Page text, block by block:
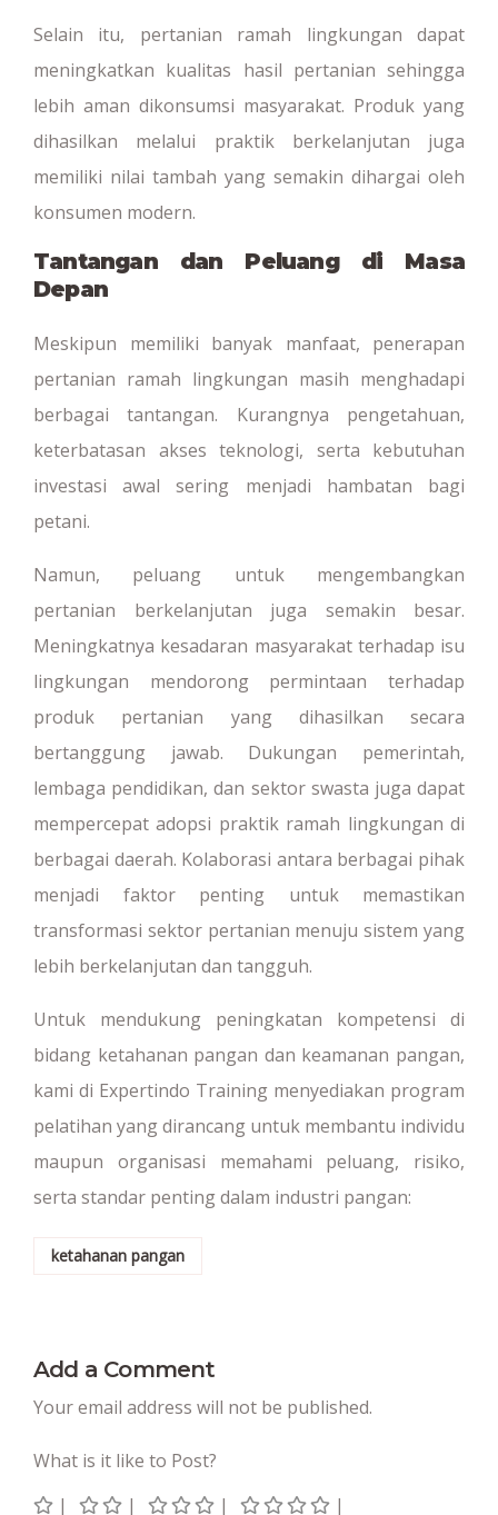
Selain itu, pertanian ramah lingkungan dapat
meningkatkan kualitas hasil pertanian sehingga
lebih aman dikonsumsi masyarakat. Produk yang
dihasilkan melalui praktik berkelanjutan juga
memiliki nilai tambah yang semakin dihargai oleh
konsumen modern.
Tantangan dan Peluang di Masa
Depan
Meskipun memiliki banyak manfaat, penerapan
pertanian ramah lingkungan masih menghadapi
berbagai tantangan. Kurangnya pengetahuan,
keterbatasan akses teknologi, serta kebutuhan
investasi awal sering menjadi hambatan bagi
petani.
Namun, peluang untuk mengembangkan
pertanian berkelanjutan juga semakin besar.
Meningkatnya kesadaran masyarakat terhadap isu
lingkungan mendorong permintaan terhadap
produk pertanian yang dihasilkan secara
bertanggung jawab. Dukungan pemerintah,
lembaga pendidikan, dan sektor swasta juga dapat
mempercepat adopsi praktik ramah lingkungan di
berbagai daerah. Kolaborasi antara berbagai pihak
menjadi faktor penting untuk memastikan
transformasi sektor pertanian menuju sistem yang
lebih berkelanjutan dan tangguh.
Untuk mendukung peningkatan kompetensi di
bidang ketahanan pangan dan keamanan pangan,
kami di Expertindo Training menyediakan program
pelatihan yang dirancang untuk membantu individu
maupun organisasi memahami peluang, risiko,
serta standar penting dalam industri pangan:
ketahanan pangan
Add a Comment
Your email address will not be published.
What is it like to Post?